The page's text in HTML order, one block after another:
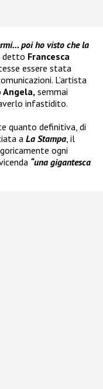
poi ho visto che la
detto Francesca
essere stata
L’artista
semmai
infastidito.
quanto definitiva, di
a La Stampa , il
ogni
“una gigantesca